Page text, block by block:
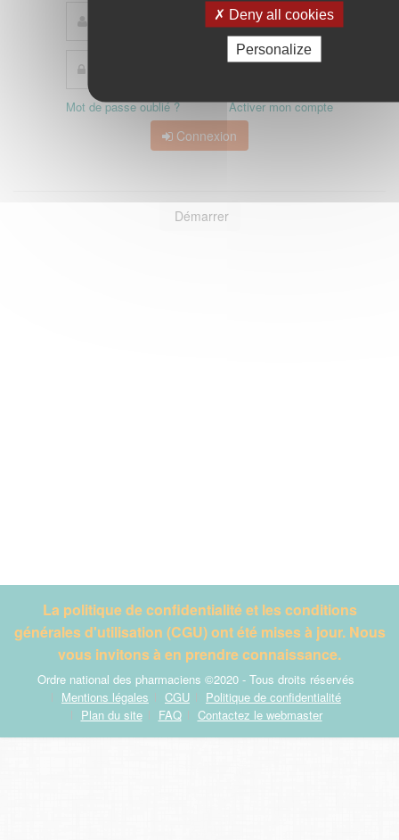
Deny all cookies
Personalize
Mot de passe oublié ? Activer mon compte
Connexion
Démarrer
La politique de confidentialité et les conditions
générales d'utilisation (CGU) ont été mises à jour. Nous
vous invitons à en prendre connaissance.
Ordre national des pharmaciens ©2020 - Tous droits réservés
Mentions légales
CGU
Politique de confidentialité
Plan du site
FAQ Contactez le webmaster